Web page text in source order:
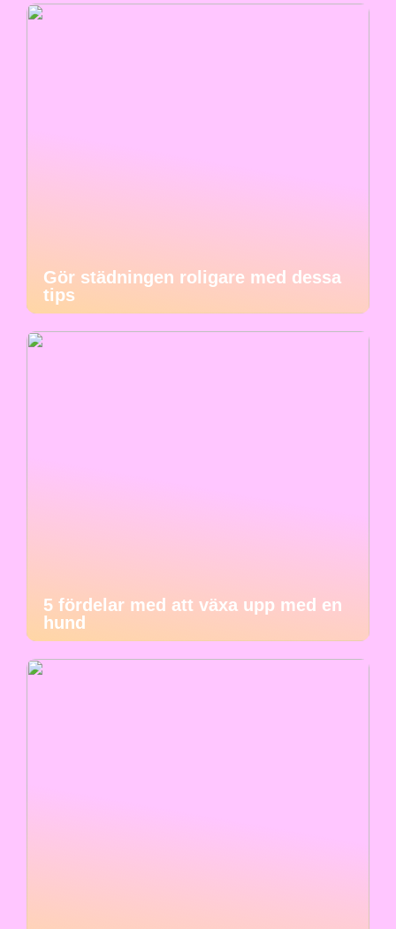
Gör städningen roligare med dessa
tips
5 fördelar med att växa upp med en
hund